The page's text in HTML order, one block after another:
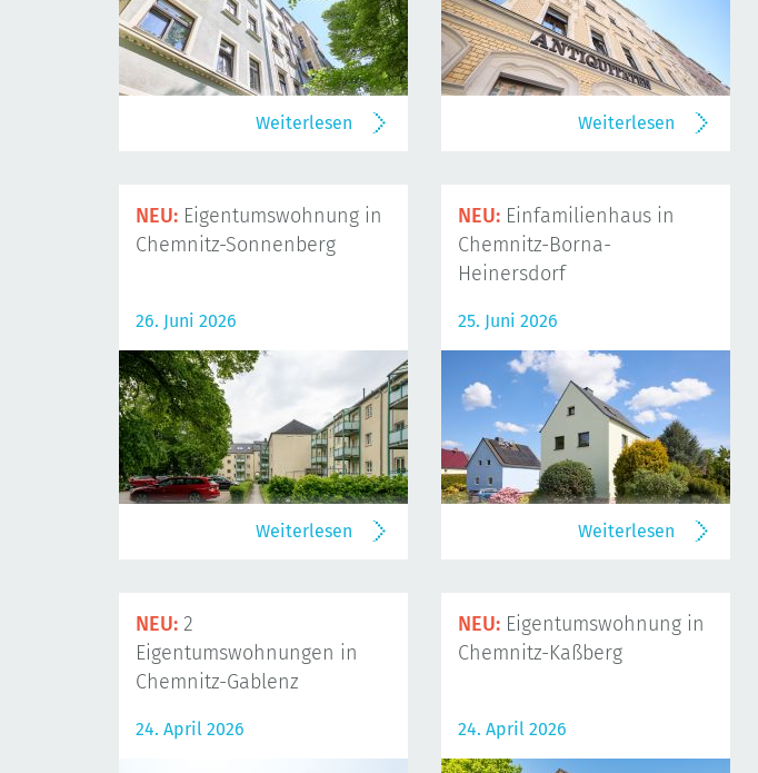
Weiterlesen Weiterlesen
NEU: Eigentumswohnung in
Chemnitz-Sonnenberg
26. Juni 2026
Weiterlesen
NEU: Einfamilienhaus in
Chemnitz-Borna-
Heinersdorf
25. Juni 2026
Weiterlesen
NEU: 2
Eigentumswohnungen in
Chemnitz-Gablenz
24. April 2026
NEU: Eigentumswohnung in
Chemnitz-Kaßberg
24. April 2026